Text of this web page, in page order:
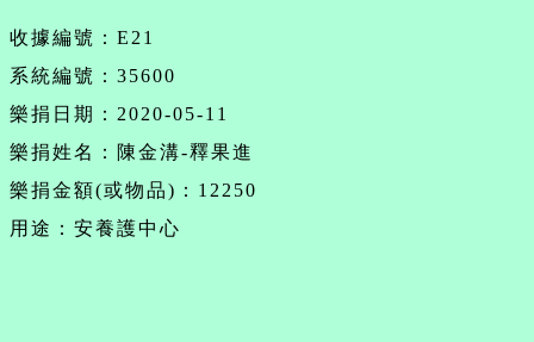
收據編號：E21
系統編號：35600
樂捐日期：2020-05-11
樂捐姓名：陳金溝-釋果進
樂捐金額(或物品)：12250
用途：安養護中心